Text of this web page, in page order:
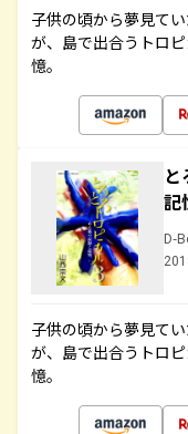
子供の頃から夢見て
が、島で出合うトロ
憶。
D-
子供の頃から夢見て
が、島で出合うトロ
憶。